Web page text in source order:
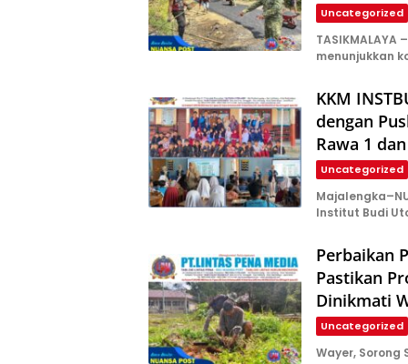
Uncategorized
menunjukkan
KKM
dengan
Rawa 1
Uncategorized
Institut Budi
Perbaikan
Pastikan
Dinikmati
Uncategorized
Wayer, Sorong